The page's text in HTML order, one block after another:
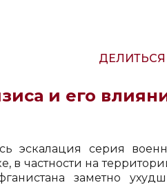
ДЕЛИТЬСЯ
и его
эскалация серия
в частности на
заметно